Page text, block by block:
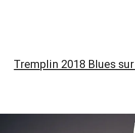
Tremplin 2018 Blues